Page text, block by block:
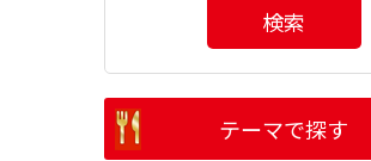
検索
テーマで探す